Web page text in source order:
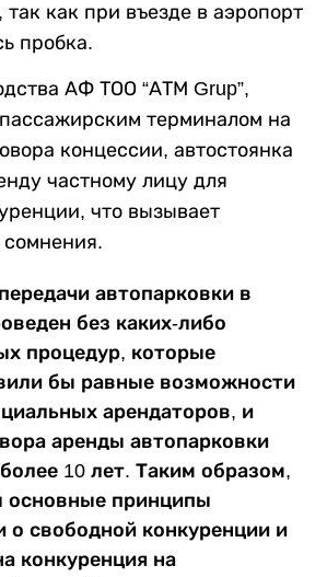
как при въезде в аэропорт
пробка.
АФ ТОО “АТМ Grup”,
терминалом на
концессии, автостоянка
частному лицу для
что вызывает
автопарковки в
без каких-либо
процедур, которые
бы равные возможности
арендаторов, и
аренды автопарковки
10 лет. Таким образом,
основные принципы
о свободной конкуренции и
конкуренция на